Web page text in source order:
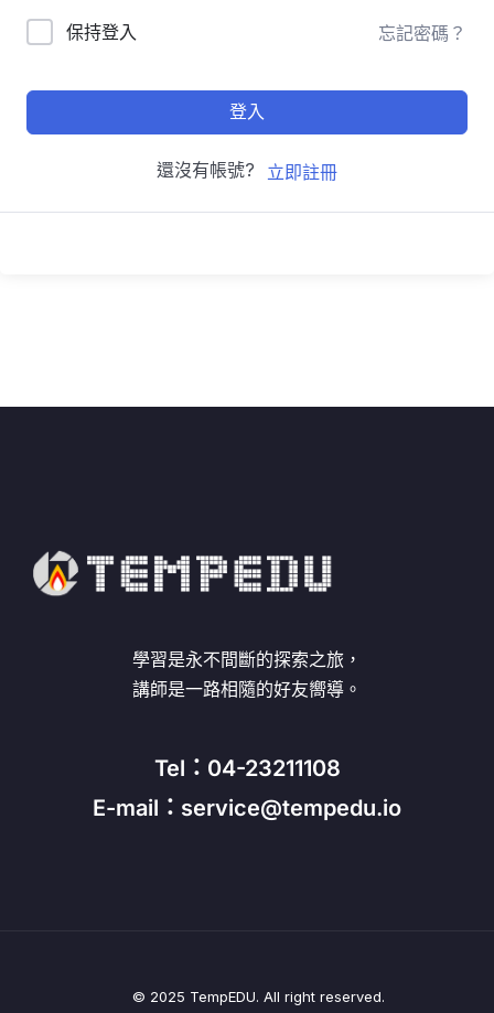
保持登入 忘記密碼？
登入
還沒有帳號? 立即註冊
學習是永不間斷的探索之旅，
講師是一路相隨的好友嚮導。
Tel：04-23211108
E-mail：service@tempedu.io
© 2025 TempEDU. All right reserved.